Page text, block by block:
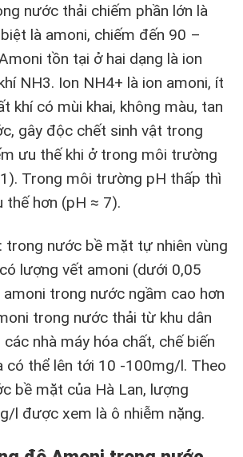
nước thải chiếm phần lớn là
là amoni, chiếm đến 90 –
tồn tại ở hai dạng là ion
NH3. Ion NH4+ là ion amoni, ít
khí có mùi khai, không màu, tan
gây độc chết sinh vật trong
ưu thế khi ở trong môi trường
Trong môi trường pH thấp thì
thế hơn (pH ≈ 7).
trong nước bề mặt tự nhiên vùng
lượng vết amoni (dưới 0,05
trong nước ngầm cao hơn
trong nước thải từ khu dân
nhà máy hóa chất, chế biến
có thể lên tới 10 -100mg/l. Theo
bề mặt của Hà Lan, lượng
l được xem là ô nhiễm nặng.